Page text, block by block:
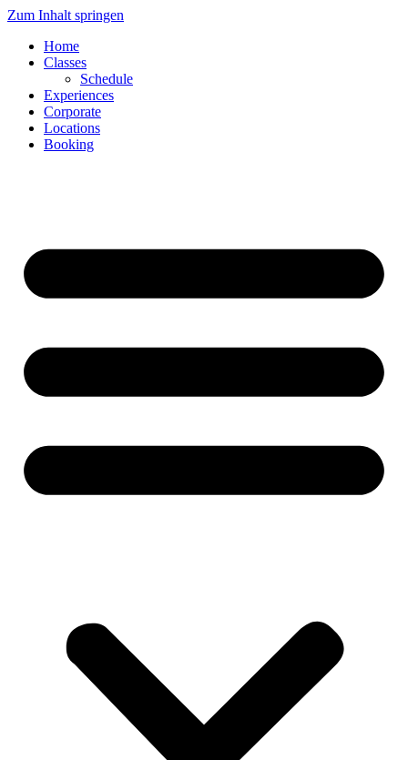
Zum Inhalt springen
Home
Classes
Schedule
Experiences
Corporate
Locations
Booking